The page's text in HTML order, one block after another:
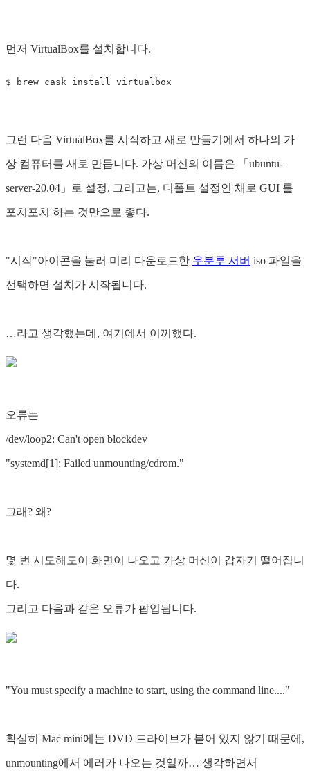
먼저 VirtualBox를 설치합니다.
그런 다음 VirtualBox를 시작하고 새로 만들기에서 하나의 가
상 컴퓨터를 새로 만듭니다. 가상 머신의 이름은 「ubuntu-
server-20.04」로 설정. 그리고는, 디폴트 설정인 채로 GUI 를
포치포치 하는 것만으로 좋다.
"시작"아이콘을 눌러 미리 다운로드한 우분투 서버 iso 파일을
선택하면 설치가 시작됩니다.
…라고 생각했는데, 여기에서 이끼했다.
오류는
/dev/loop2: Can't open blockdev
"systemd[1]: Failed unmounting/cdrom."
그래? 왜?
몇 번 시도해도이 화면이 나오고 가상 머신이 갑자기 떨어집니
다.
그리고 다음과 같은 오류가 팝업됩니다.
"You must specify a machine to start, using the command line...."
확실히 Mac mini에는 DVD 드라이브가 붙어 있지 않기 때문에,
unmounting에서 에러가 나오는 것일까… 생각하면서